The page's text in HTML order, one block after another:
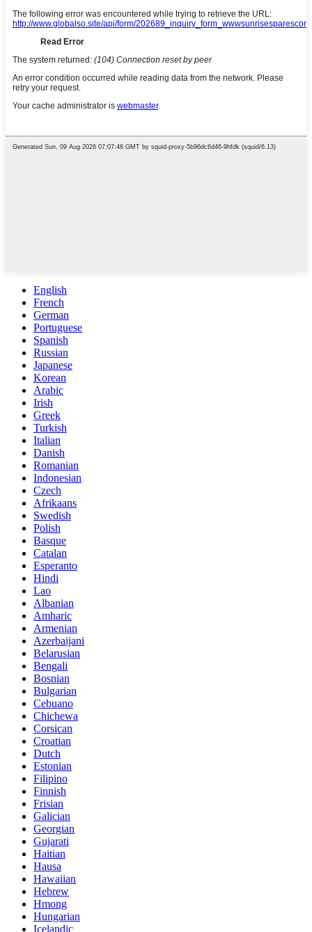
English
French
German
Portuguese
Spanish
Russian
Japanese
Korean
Arabic
Irish
Greek
Turkish
Italian
Danish
Romanian
Indonesian
Czech
Afrikaans
Swedish
Polish
Basque
Catalan
Esperanto
Hindi
Lao
Albanian
Amharic
Armenian
Azerbaijani
Belarusian
Bengali
Bosnian
Bulgarian
Cebuano
Chichewa
Corsican
Croatian
Dutch
Estonian
Filipino
Finnish
Frisian
Galician
Georgian
Gujarati
Haitian
Hausa
Hawaiian
Hebrew
Hmong
Hungarian
Icelandic